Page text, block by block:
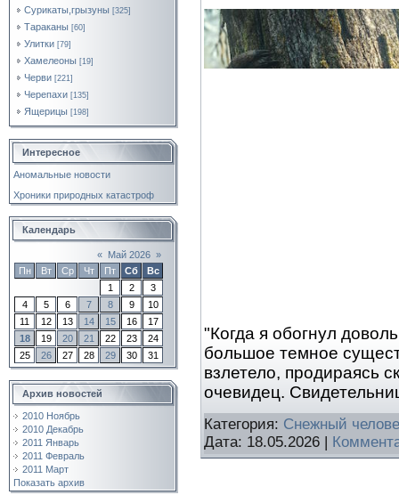
Сурикаты,грызуны [325]
Тараканы [60]
Улитки [79]
Хамелеоны [19]
Черви [221]
Черепахи [135]
Ящерицы [198]
Интересное
Аномальные новости
Хроники природных катастроф
Календарь
« Май 2026 »
Пн
Вт Ср Чт Пт Сб
Вс
1
2
3
4
5 6 7 8 9
10
11
12 13 14 15 16
17
18
19 20 21 22 23
24
25
26 27 28 29 30 31
Архив новостей
2010 Ноябрь
2010 Декабрь
2011 Январь
2011 Февраль
2011 Март
Показать архив
"Когда я обогнул
большое темное
взлетело, продираясь
очевидец.
Категория: Снежный
Дата: 18.05.2026